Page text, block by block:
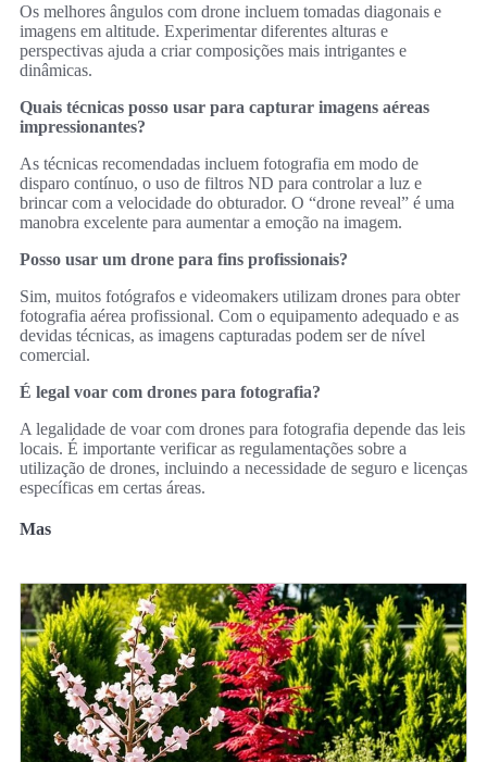
Os melhores ângulos com drone incluem tomadas diagonais e
imagens em altitude. Experimentar diferentes alturas e
perspectivas ajuda a criar composições mais intrigantes e
dinâmicas.
Quais técnicas posso usar para capturar imagens aéreas
impressionantes?
As técnicas recomendadas incluem fotografia em modo de
disparo contínuo, o uso de filtros ND para controlar a luz e
brincar com a velocidade do obturador. O “drone reveal” é uma
manobra excelente para aumentar a emoção na imagem.
Posso usar um drone para fins profissionais?
Sim, muitos fotógrafos e videomakers utilizam drones para obter
fotografia aérea profissional. Com o equipamento adequado e as
devidas técnicas, as imagens capturadas podem ser de nível
comercial.
É legal voar com drones para fotografia?
A legalidade de voar com drones para fotografia depende das leis
locais. É importante verificar as regulamentações sobre a
utilização de drones, incluindo a necessidade de seguro e licenças
específicas em certas áreas.
Mas